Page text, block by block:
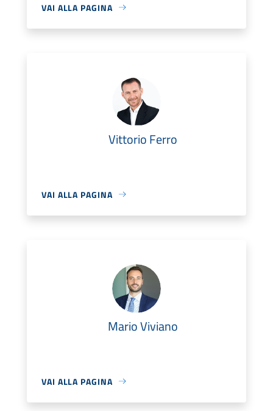
VAI ALLA PAGINA
Vittorio Ferro
VAI ALLA PAGINA
Mario Viviano
VAI ALLA PAGINA